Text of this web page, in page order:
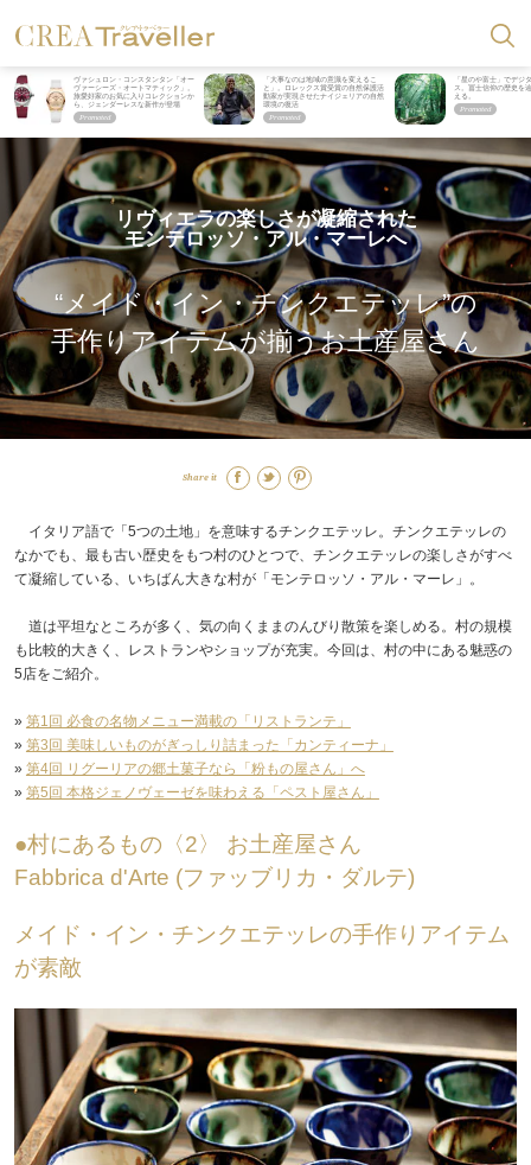
ヴァシュロン・コンスタンタン「オー
ヴァーシーズ・オートマティック」。
旅愛好家のお気に入りコレクションか
ら、ジェンダーレスな新作が登場
「大事なのは地域の意識を変えるこ
と」。ロレックス賞受賞の自然保護活
動家が実現させたナイジェリアの自然
環境の復活
「星のや富士」でデジ
ス。冨士信仰の歴史を
える。
リヴィエラの楽しさが凝縮された
モンテロッソ・アル・マーレへ
“メイド・イン・チンクエテッレ”の
手作りアイテムが揃うお土産屋さん
Share it
イタリア語で「5つの土地」を意味するチンクエテッレ。チンクエテッレの
なかでも、最も古い歴史をもつ村のひとつで、チンクエテッレの楽しさがすべ
て凝縮している、いちばん大きな村が「モンテロッソ・アル・マーレ」。
道は平坦なところが多く、気の向くままのんびり散策を楽しめる。村の規模
も比較的大きく、レストランやショップが充実。今回は、村の中にある魅惑の
5店をご紹介。
» 第1回 必食の名物メニュー満載の「リストランテ」
» 第3回 美味しいものがぎっしり詰まった「カンティーナ」
» 第4回 リグーリアの郷土菓子なら「粉もの屋さん」へ
» 第5回 本格ジェノヴェーゼを味わえる「ペスト屋さん」
●村にあるもの〈2〉 お土産屋さん
Fabbrica d'Arte (ファッブリカ・ダルテ)
メイド・イン・チンクエテッレの手作りアイテム
が素敵